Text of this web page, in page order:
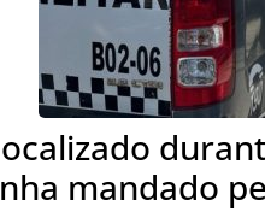
mandado